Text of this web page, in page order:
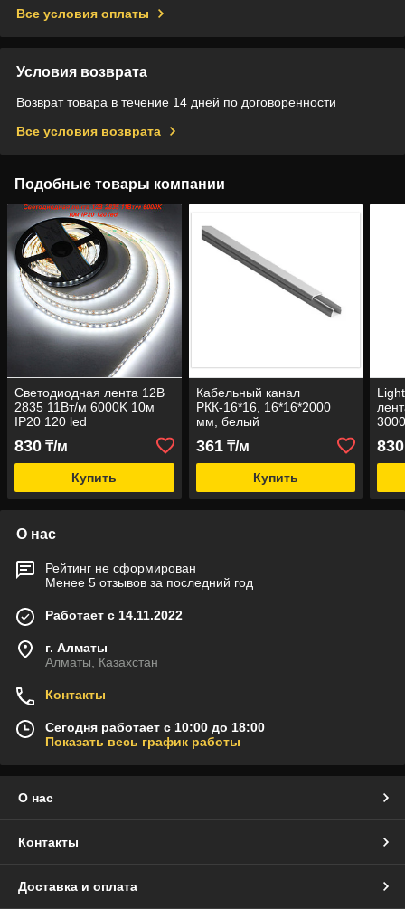
Все условия оплаты
Условия возврата
Возврат товара в течение 14 дней по договоренности
Все условия возврата
Подобные товары компании
Светодиодная лента 12В
2835 11Вт/м 6000K 10м
IP20 120 led
830 ₸/м
Купить
Кабельный канал
РКК-16*16, 16*16*2000
мм, белый
361₸/м
Купить
830
О нас
Рейтинг не сформирован
Менее 5 отзывов за последний год
Работает с 14.11.2022
г. Алматы
Алматы, Казахстан
Контакты
Сегодня работает с 10:00 до 18:00
Показать весь график работы
О нас
Контакты
Доставка и оплата